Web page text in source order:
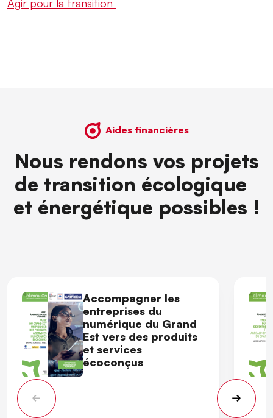
Agir pour la transition
Aides financières
Nous rendons vos projets
de transition écologique
et énergétique possibles !
Accompagner les
entreprises du
numérique du Grand
Est vers des produits
et services
écoconçus